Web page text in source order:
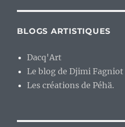
BLOGS ARTISTIQUES
Dacq'Art
Le blog de Djimi Fagniot
Les créations de Péhä.